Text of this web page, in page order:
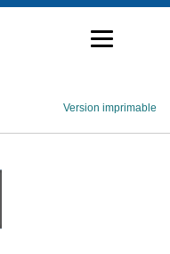
Version imprimable